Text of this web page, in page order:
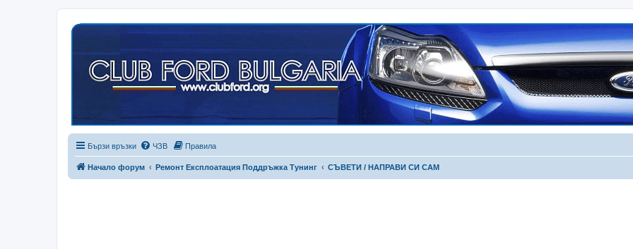
Бързи връзки ЧЗВ Правила
Начало форум Ремонт Експлоатация Поддръжка Тунинг СЪВЕТИ / НАПРАВИ СИ САМ